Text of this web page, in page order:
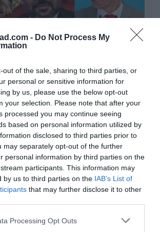
- Do Not Process My
out of the sale, sharing to third parties, or
personal or sensitive information for
by us, please use the below opt-out
your selection. Please note that after your
processed you may continue seeing
based on personal information utilized by
disclosed to third parties prior to
may separately opt-out of the further
personal information by third parties on the
participants. This information may
by us to third parties on the IAB’s List of
that may further disclose it to other
Processing Opt Outs
de la invasión de Ceuta va
Ericsson... Huawei: lo que
son las patentes
López
Pantoja pierde dos pleitos
Hacienda por 700.000
suma y sigue